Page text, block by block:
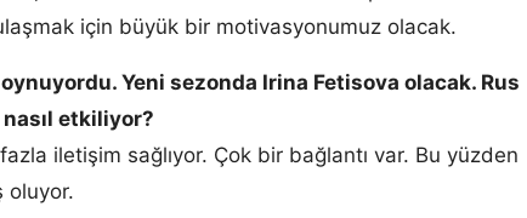
için büyük bir motivasyonumuz olacak.
Yeni sezonda Irina Fetisova olacak. Rus
nasıl etkiliyor?
iletişim sağlıyor. Çok bir bağlantı var. Bu yüzden
oluyor.